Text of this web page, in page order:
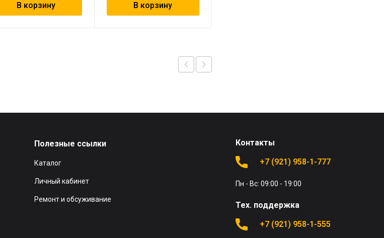
В корзину В корзину
Полезные ссылки
Каталог
Личный кабинет
Ремонт и обсуживание
Контакты
+7 (921) 958-1-777
Пн - Вс: 09:00 - 19:00
Тех. поддержка
+7 (921) 958-1-555